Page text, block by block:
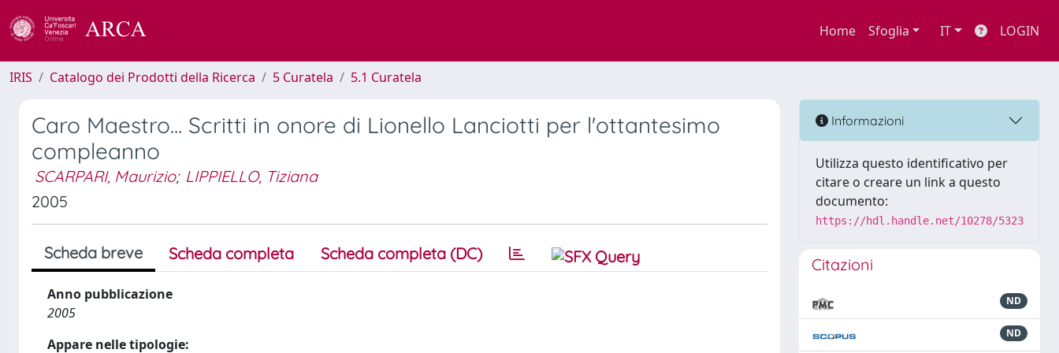
Home Sfoglia IT LOGIN
IRIS Catalogo dei Prodotti della Ricerca 5 Curatela 5.1 Curatela
Caro Maestro... Scritti in onore di Lionello Lanciotti per l'ottantesimo
compleanno
SCARPARI, Maurizio; LIPPIELLO, Tiziana
2005
Scheda breve Scheda completa Scheda completa (DC)
Anno pubblicazione
2005
Appare nelle tipologie:
Informazioni
Utilizza questo identificativo per
citare o creare un link a questo
documento:
https://hdl.handle.net/10278/5323
Citazioni
ND
ND